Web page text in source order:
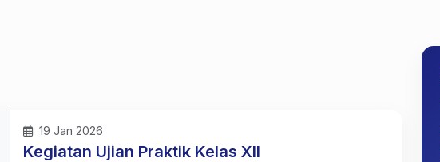
19 Jan 2026
Kegiatan Ujian Praktik Kelas XII